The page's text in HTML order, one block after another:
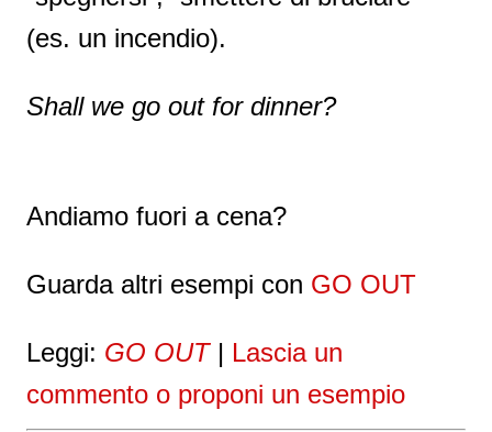
(es. un incendio).
Shall we go out for dinner?
Andiamo fuori a cena?
Guarda altri esempi con GO OUT
Leggi: GO OUT| Lascia un
commento o proponi un esempio